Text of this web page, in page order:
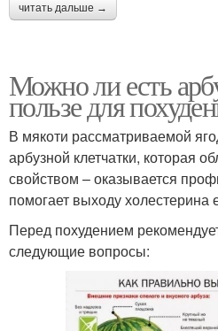
читать дальше →
Можно ли есть
пользе для
В мякоти рассматриваемой
арбузной клетчатки, которая
свойством – оказывается
помогает выходу холестерина
Перед похудением
следующие вопросы: